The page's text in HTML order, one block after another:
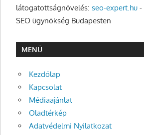
látogatottságnövelés: seo-expert.hu -
SEO ügynökség Budapesten
MENÜ
Kezdőlap
Kapcsolat
Médiaajánlat
Oladtérkép
Adatvédelmi Nyilatkozat